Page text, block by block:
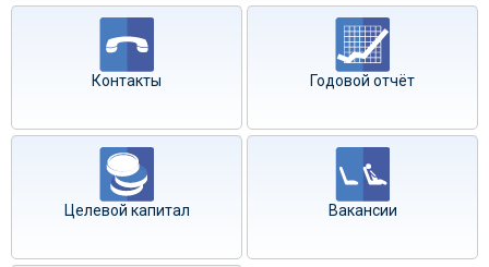
Контакты Годовой отчёт
Целевой капитал Вакансии